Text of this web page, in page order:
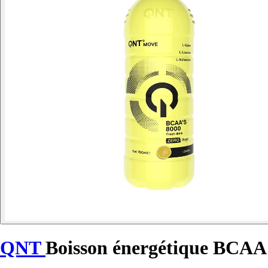
QNTBoisson énergétique